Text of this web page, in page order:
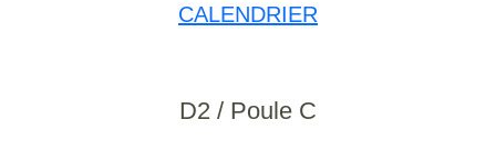
CALENDRIER
D2 / Poule C